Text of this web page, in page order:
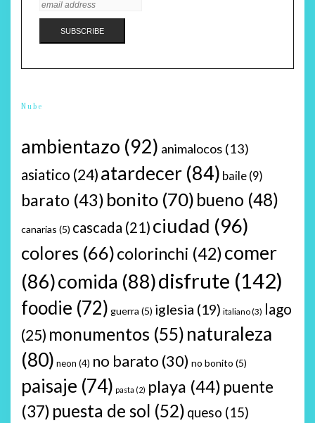
Nube
ambientazo (92) animalocos (13)
asiatico (24) atardecer (84) baile (9)
barato (43) bonito (70) bueno (48)
canarias (5) cascada (21) ciudad (96)
colores (66)colorinchi (42)comer
(86)comida (88)disfrute (142)
foodie (72) guerra (5) iglesia (19) italiano(3) lago
(25) monumentos (55) naturaleza
(80) neon (4) no barato (30) no bonito (5)
paisaje (74) pasta (2) playa (44) puente
(37) puesta de sol (52) queso (15)